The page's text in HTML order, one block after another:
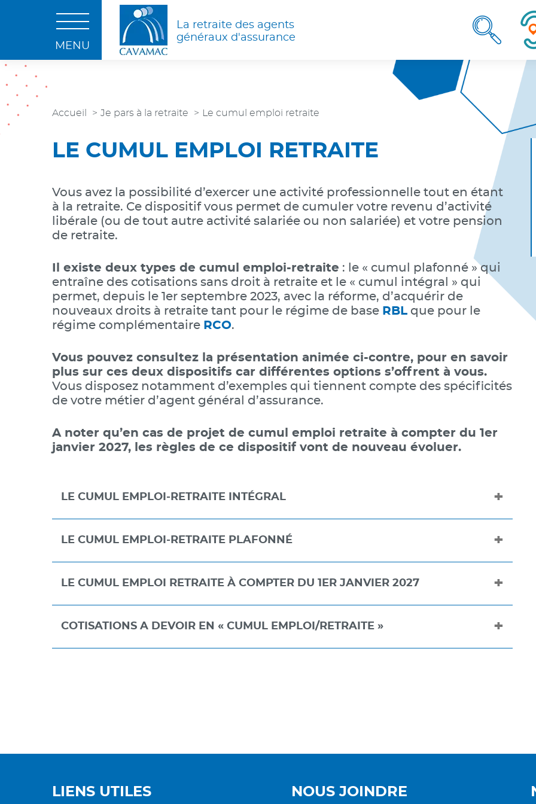
Aller au contenu Aller au menu
OUVRIR LE MENU
MENU
La retraite des agents
généraux d'assurance
Accueil Je pars à la retraite Le cumul emploi retraite
LE CUMUL EMPLOI RETRAITE
Vous avez la possibilité d’exercer une activité professionnelle tout en étant
à la retraite. Ce dispositif vous permet de cumuler votre revenu d’activité
libérale (ou de tout autre activité salariée ou non salariée) et votre pension
de retraite.
Il existe deux types de cumul emploi-retraite : le « cumul plafonné » qui
entraîne des cotisations sans droit à retraite et le « cumul intégral » qui
permet, depuis le 1 er septembre 2023, avec la réforme, d’acquérir de
nouveaux droits à retraite tant pour le régime de base RBL que pour le
régime complémentaire RCO.
Vous pouvez consultez la présentation animée ci-contre, pour en savoir
plus sur ces deux dispositifs car différentes options s’offrent à vous.
Vous disposez notamment d’exemples qui tiennent compte des spécificités
de votre métier d’agent général d’assurance.
A noter qu’en cas de projet de cumul emploi retraite à compter du 1er
janvier 2027, les règles de ce dispositif vont de nouveau évoluer.
LE CUMUL EMPLOI-RETRAITE INTÉGRAL
LE CUMUL EMPLOI-RETRAITE PLAFONNÉ
LE CUMUL EMPLOI RETRAITE À COMPTER DU 1ER JANVIER 2027
COTISATIONS A DEVOIR EN « CUMUL EMPLOI/RETRAITE »
LIENS UTILES NOUS JOINDRE